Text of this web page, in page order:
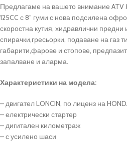
Предлагаме на вашето внимание ATV
125CC с 8” гуми с нова подсилена
скоростна кутия, хидравлични предни
спирачки,гресьорки, подаване на газ
габарити,фарове и стопове,
запалване и аларма.
Характеристики на модела:
– двигател LONCIN, по лиценз на
– електрически стартер
– дигитален километраж
– с усилено шаси